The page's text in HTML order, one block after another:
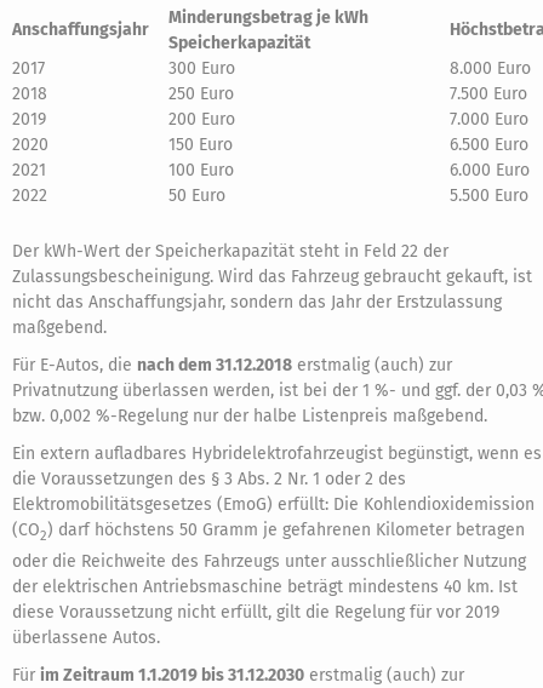
Anschaffungsjahr
Minderungsbetrag je kWh
Speicherkapazität
2017
300 Euro
8.000 Euro
2018
250 Euro
7.500 Euro
2019
200 Euro
7.000 Euro
2020
150 Euro
6.500 Euro
2021
100 Euro
6.000 Euro
2022
50 Euro 5.500 Euro
Der kWh-Wert der Speicherkapazität steht in Feld 22 der
Zulassungsbescheinigung. Wird das Fahrzeug gebraucht gekauft, ist
nicht das Anschaffungsjahr, sondern das Jahr der Erstzulassung
maßgebend.
Für E-Autos, die nach dem 31.12.2018 erstmalig (auch) zur
Privatnutzung überlassen werden, ist bei der 1 %- und ggf. der 0,03
bzw. 0,002 %-Regelung nur der halbe Listenpreis maßgebend.
Ein extern aufladbares Hybridelektrofahrzeugist begünstigt, wenn es
die Voraussetzungen des § 3 Abs. 2 Nr. 1 oder 2 des
Elektromobilitätsgesetzes (EmoG) erfüllt: Die Kohlendioxidemission
(CO2) darf höchstens 50 Gramm je gefahrenen Kilometer betragen
oder die Reichweite des Fahrzeugs unter ausschließlicher Nutzung
der elektrischen Antriebsmaschine beträgt mindestens 40 km. Ist
diese Voraussetzung nicht erfüllt, gilt die Regelung für vor 2019
überlassene Autos.
Für im Zeitraum 1.1.2019 bis 31.12.2030 erstmalig (auch) zur